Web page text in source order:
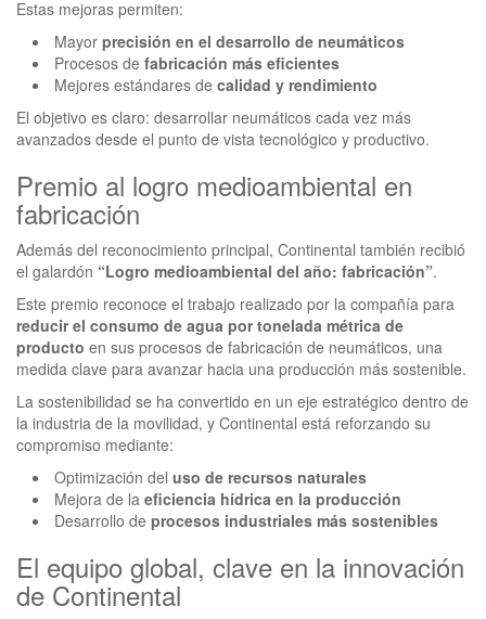
Estas mejoras permiten:
Mayor precisión en el desarrollo de neumáticos
Procesos de fabricación más eficientes
Mejores estándares de calidad y rendimiento
El objetivo es claro: desarrollar neumáticos cada vez más
avanzados desde el punto de vista tecnológico y productivo.
Premio al logro medioambiental en
fabricación
Además del reconocimiento principal, Continental también recibió
el galardón “Logro medioambiental del año: fabricación”.
Este premio reconoce el trabajo realizado por la compañía para
reducir el consumo de agua por tonelada métrica de
producto en sus procesos de fabricación de neumáticos, una
medida clave para avanzar hacia una producción más sostenible.
La sostenibilidad se ha convertido en un eje estratégico dentro de
la industria de la movilidad, y Continental está reforzando su
compromiso mediante:
Optimización del uso de recursos naturales
Mejora de la eficiencia hídrica en la producción
Desarrollo de procesos industriales más sostenibles
El equipo global, clave en la innovación
de Continental